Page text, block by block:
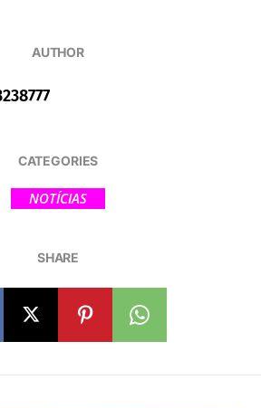
AUTHOR
CATEGORIES
NOTÍCIAS
SHARE